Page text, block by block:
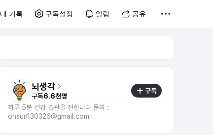
내 기록 구독설정 알림 공유
뇌생각
구독6.6천명
구독
하루 5분 건강 습관을 전합니다 문의 :
ohsun130326@gmail.com